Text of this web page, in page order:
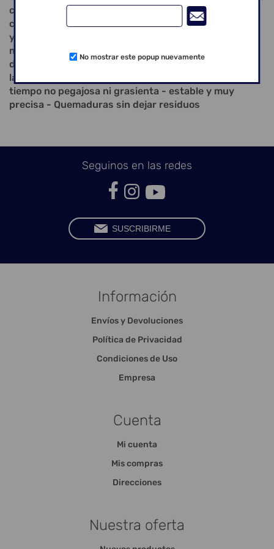
color marrón „madera“ no sólo es perfecto como una
cera cervical y de base en la técnica pueden puentes
y coronas, pero también es muy adecuado para el
modelado de inlays & onlays. - Consistencia perfecta
de cera - Al estado liquido penetra muy bien en todas
las cavidades - Consistencia suave pero al mismo
tiempo no pegajosa ni grasienta - estable y muy
precisa - Quemaduras sin dejar residuos
Seguinos en las redes
Información
Envíos y Devoluciones
Política de Privacidad
Condiciones de Uso
Empresa
Cuenta
Mi cuenta
Mis compras
Direcciones
Nuestra oferta
No mostrar este popup nuevamente